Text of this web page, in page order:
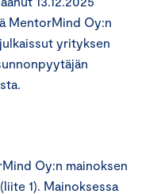
MentorMind Oy:n
yrityksen
Oy:n mainoksen
1). Mainoksessa